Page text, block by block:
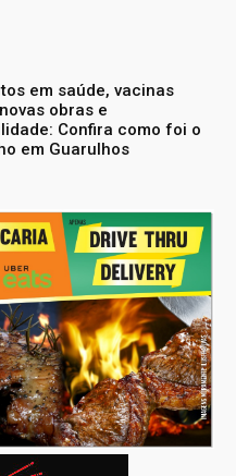
em saúde, vacinas
obras e
Confira como foi o
em Guarulhos